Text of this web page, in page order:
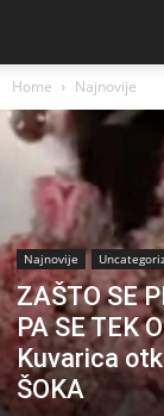
Home Najnovije
Najnovije
ZAŠTO SE
PA SE TEK
Kuvarica
ŠOKA